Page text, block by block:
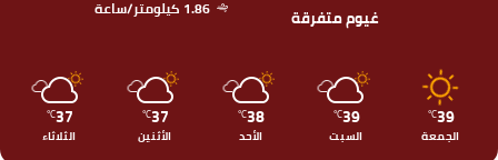
غيوم متفرقة
1.86 كيلومتر/ساعة
39
℃
الجمعة
39
℃
السبت
38
℃
الأحد
37
℃
الأثنين
37
℃
الثلاثاء